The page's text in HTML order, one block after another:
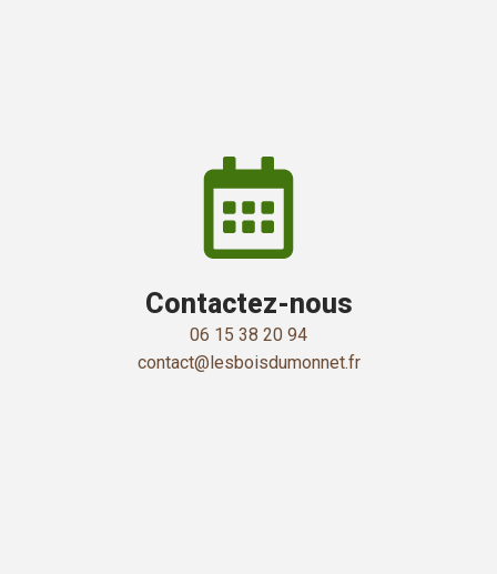
Contactez-nous
06 15 38 20 94
contact@lesboisdumonnet.fr